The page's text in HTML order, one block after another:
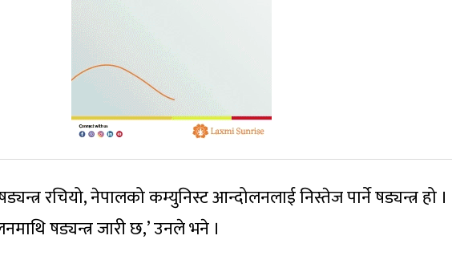
रचियो, नेपालको कम्युनिस्ट आन्दोलनलाई निस्तेज पार्ने षड्यन्त्र हो
षड्यन्त्र जारी छ,’ उनले भने ।